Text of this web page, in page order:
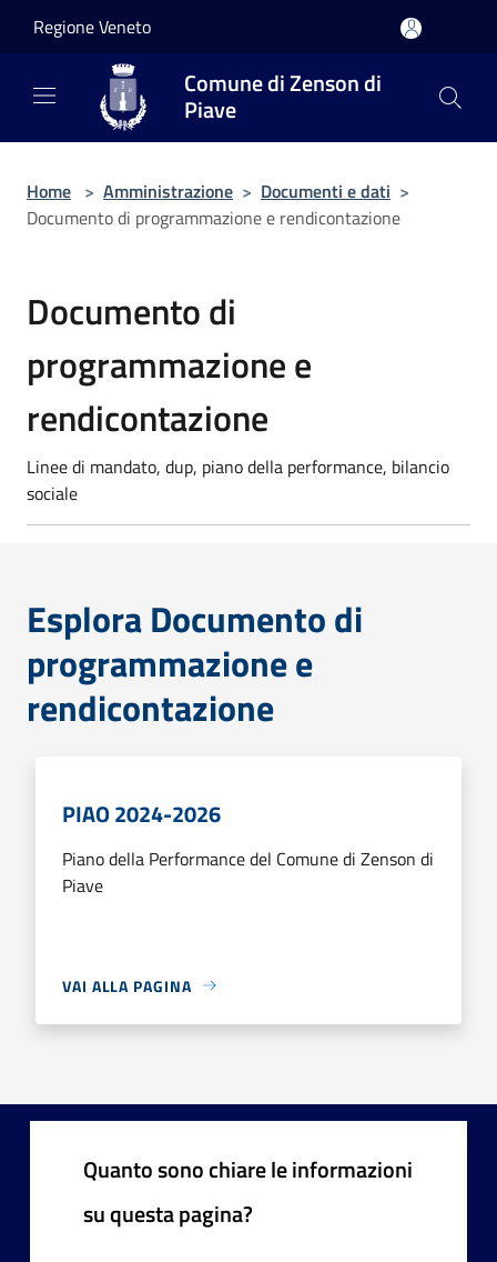
Regione Veneto
Comune di Zenson di
Piave
Home > Amministrazione > Documenti e dati >
Documento di programmazione e rendicontazione
Documento di
programmazione e
rendicontazione
Linee di mandato, dup, piano della performance, bilancio
sociale
Esplora Documento di
programmazione e
rendicontazione
PIAO 2024-2026
Piano della Performance del Comune di Zenson di
Piave
VAI ALLA PAGINA
Quanto sono chiare le informazioni
su questa pagina?